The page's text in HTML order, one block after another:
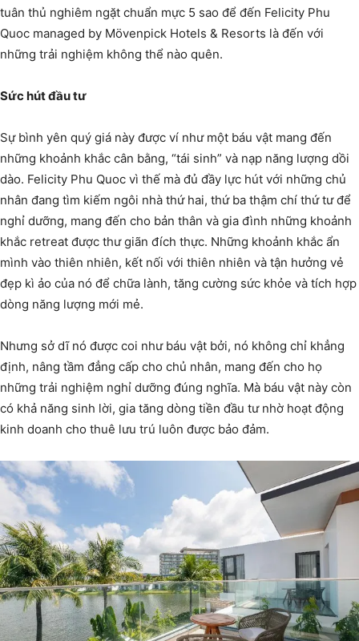
tuân thủ nghiêm ngặt chuẩn mực 5 sao để đến Felicity Phu
Quoc managed by Mövenpick Hotels & Resorts là đến với
những trải nghiệm không thể nào quên.
Sức hút đầu tư
Sự bình yên quý giá này được ví như một báu vật mang đến
những khoảnh khắc cân bằng, “tái sinh” và nạp năng lượng dồi
dào. Felicity Phu Quoc vì thế mà đủ đầy lực hút với những chủ
nhân đang tìm kiếm ngôi nhà thứ hai, thứ ba thậm chí thứ tư để
nghỉ dưỡng, mang đến cho bản thân và gia đình những khoảnh
khắc retreat được thư giãn đích thực. Những khoảnh khắc ẩn
mình vào thiên nhiên, kết nối với thiên nhiên và tận hưởng vẻ
đẹp kì ảo của nó để chữa lành, tăng cường sức khỏe và tích hợp
dòng năng lượng mới mẻ.
Nhưng sở dĩ nó được coi như báu vật bởi, nó không chỉ khẳng
định, nâng tầm đẳng cấp cho chủ nhân, mang đến cho họ
những trải nghiệm nghỉ dưỡng đúng nghĩa. Mà báu vật này còn
có khả năng sinh lời, gia tăng dòng tiền đầu tư nhờ hoạt động
kinh doanh cho thuê lưu trú luôn được bảo đảm.